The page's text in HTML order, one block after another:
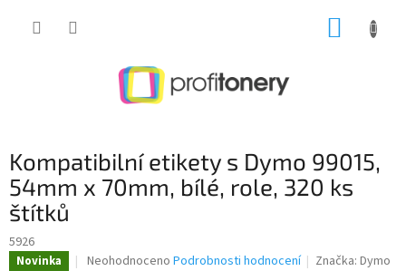
Kompatibilní etikety s Dymo 99015,
54mm x 70mm, bílé, role, 320 ks
štítků
5926
Novinka
Průměrné
Neohodnoceno Podrobnosti hodnocení Značka:Dymo